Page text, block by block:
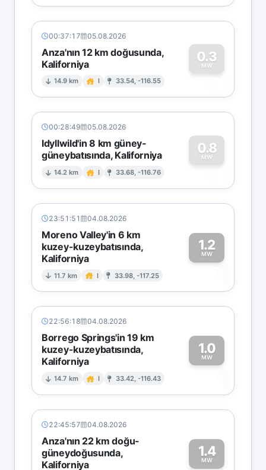
00:37:17 05.08.2026
Anza'nın 12 km doğusunda,
Kaliforniya
14.9 km I 33.54, -116.55
0.3
MW
0
00:28:49 05.08.2026
Idyllwild'in 8 km güney-
güneybatısında, Kaliforniya
14.2 km I 33.68, -116.76
0.8
MW
0
23:51:51 04.08.2026
Moreno Valley'in 6 km
kuzey-kuzeybatısında,
Kaliforniya
11.7 km I 33.98, -117.25
1.2
MW
1
22:56:18 04.08.2026
Borrego Springs'in 19 km
kuzey-kuzeybatısında,
Kaliforniya
14.7 km I 33.42, -116.43
1.0
MW
1
22:45:57 04.08.2026
Anza'nın 22 km doğu-
güneydoğusunda,
Kaliforniya
1.4
MW